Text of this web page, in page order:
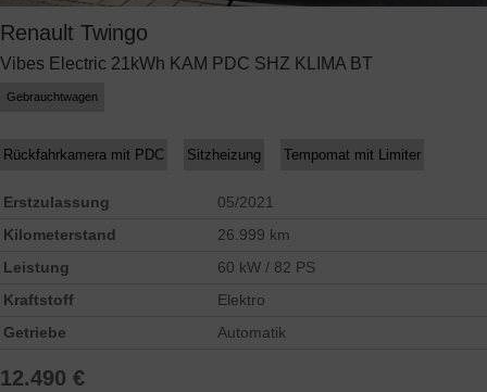
Renault Twingo
Vibes Electric 21kWh KAM PDC SHZ KLIMA BT
Gebrauchtwagen
Rückfahrkamera mit PDC Sitzheizung Tempomat mit Limiter
Erstzulassung
05/2021
Kilometerstand
26.999 km
Leistung
60 kW / 82 PS
Kraftstoff
Elektro
Getriebe
Automatik
12.490 €